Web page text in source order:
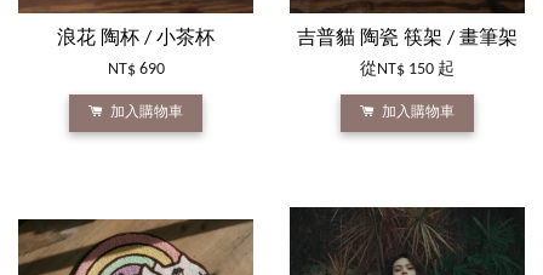
浪花 陶杯 / 小茶杯
NT$ 690
加入購物車
吉普貓 陶瓷 筷架 / 畫筆架
從 NT$ 150 起
加入購物車